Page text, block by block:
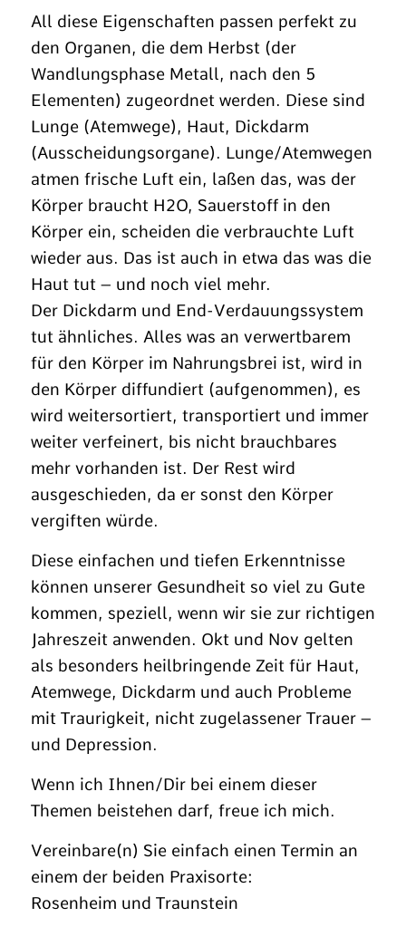
All diese Eigenschaften passen perfekt zu
den Organen, die dem Herbst (der
Wandlungsphase Metall, nach den 5
Elementen) zugeordnet werden. Diese sind
Lunge (Atemwege), Haut, Dickdarm
(Ausscheidungsorgane). Lunge/Atemwegen
atmen frische Luft ein, laßen das, was der
Körper braucht H2O, Sauerstoff in den
Körper ein, scheiden die verbrauchte Luft
wieder aus. Das ist auch in etwa das was die
Haut tut – und noch viel mehr.
Der Dickdarm und End-Verdauungssystem
tut ähnliches. Alles was an verwertbarem
für den Körper im Nahrungsbrei ist, wird in
den Körper diffundiert (aufgenommen), es
wird weitersortiert, transportiert und immer
weiter verfeinert, bis nicht brauchbares
mehr vorhanden ist. Der Rest wird
ausgeschieden, da er sonst den Körper
vergiften würde.
Diese einfachen und tiefen Erkenntnisse
können unserer Gesundheit so viel zu Gute
kommen, speziell, wenn wir sie zur richtigen
Jahreszeit anwenden. Okt und Nov gelten
als besonders heilbringende Zeit für Haut,
Atemwege, Dickdarm und auch Probleme
mit Traurigkeit, nicht zugelassener Trauer –
und Depression.
Wenn ich Ihnen/Dir bei einem dieser
Themen beistehen darf, freue ich mich.
Vereinbare(n) Sie einfach einen Termin an
einem der beiden Praxisorte:
Rosenheim und Traunstein